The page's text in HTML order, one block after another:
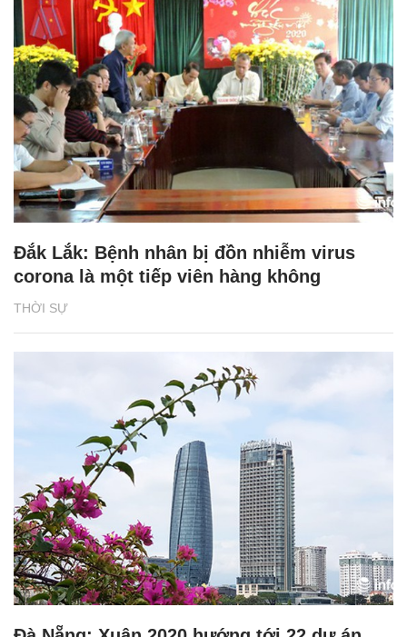
THỜI SỰ
Đắk Lắk: Bệnh nhân bị đồn nhiễm virus
corona là một tiếp viên hàng không